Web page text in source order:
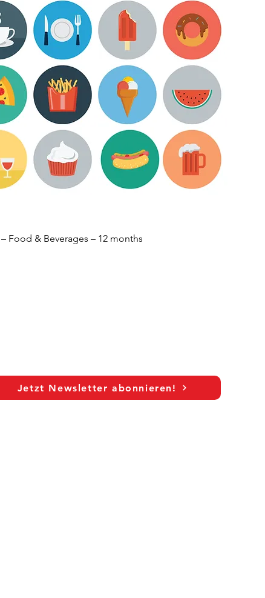
Food & Beverages – 12 months
Jetzt Newsletter abonnieren!